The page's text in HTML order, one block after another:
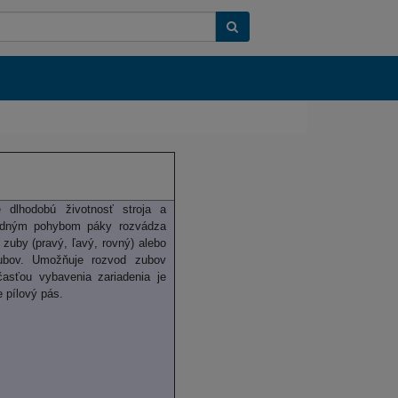
dlhodobú životnosť stroja
a
pohybom páky rozvádza
zuby (pravý, ľavý, rovný) alebo
Umožňuje rozvod
zubov
vybavenia zariadenia je
pílový pás.